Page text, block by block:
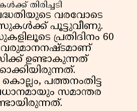
തിരിച്ചടി
വരവോടെ
പൂട്ടുവീണു.
പ്രതിദിനം 60
ഉണ്ടാകുന്നത്
പത്തനംതിട്ട
സമാന്തര